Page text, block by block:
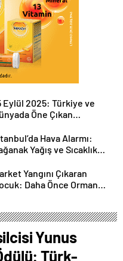
Eylül 2025: Türkiye ve
Öne Çıkan
Hava Alarmı:
Yağış ve Sıcaklık
Yangını Çıkaran
Daha Önce Orman
Yunus
Türk-